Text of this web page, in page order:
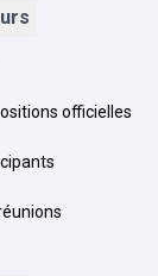
officielles
réunions